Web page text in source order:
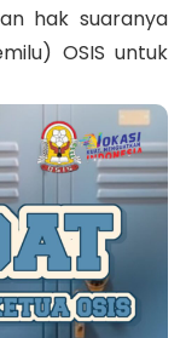
hak suaranya
OSIS untuk